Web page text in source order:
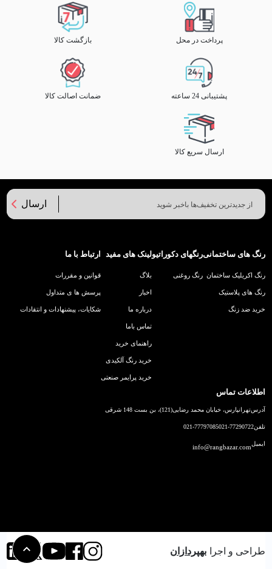
پرداخت در محل بازگشت کالا
پشتیبانی 24 ساعته ضمانت اصالت کالا
ارسال سریع کالا
ارسال
رنگ های ساختمانی
رنگ اکریلیک ساختمان
رنگ های پلاستیک
خرید ضد زنگ
رنگهای دکوراتیو
رنگ روغنی
لینک های مفید
بلاگ
اخبار
درباره ما
تماس باما
راهنمای خرید
خرید رنگ آلکیدی
خرید پرایمر صنعتی
ارتباط با ما
قوانین و مقررات
پرسش ها ی متداول
شکایات، پیشنهادات و انتقادات
اطلاعات تماس
آدرستهرانپارس، خیابان محمد رضایی(121)، بن بست 148 شرقی
تلفن021-77290722
021-77797085
ایمیلinfo@rangbazar.com
طراحی و اجرا بهپردازان